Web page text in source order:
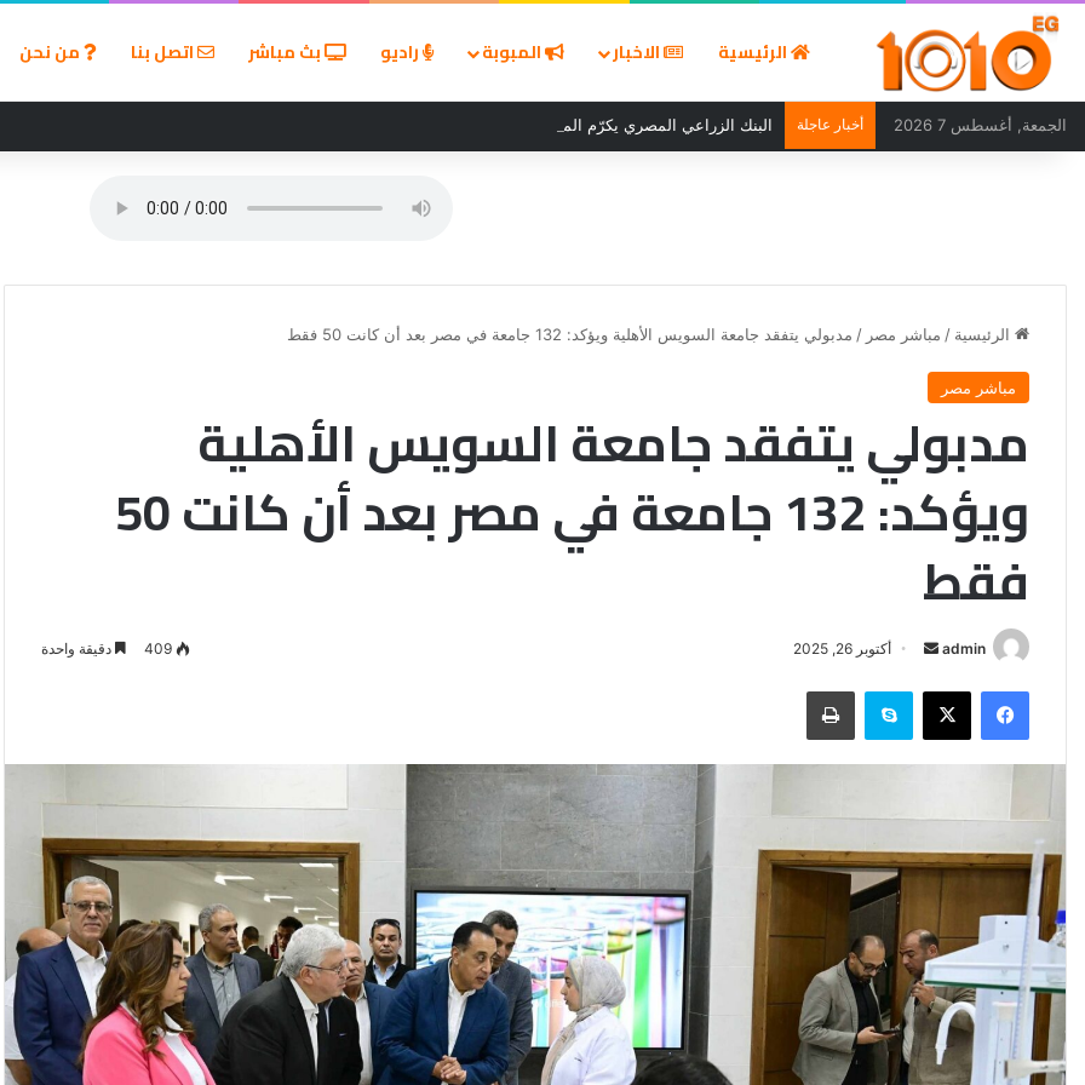
الرئيسية الاخبار المبوبة راديو بث مباشر اتصل بنا من نحن
الجمعة, أغسطس 7 2026 أخبار عاجلة البنك الزراعي المصري يكرّم المتميزين في مسابقة القروض الشخصية بعد نتائج قوية بالربع الأول من 2026
الرئيسية / مباشر مصر / مدبولي يتفقد جامعة السويس الأهلية ويؤكد: 132 جامعة في مصر بعد أن كانت 50 فقط
مباشر مصر
مدبولي يتفقد جامعة السويس الأهلية
ويؤكد: 132 جامعة في مصر بعد أن كانت 50
فقط
admin
أرسل
إلكترونيا
أكتوبر 26, 2025 409 دقيقة واحدة
فيسبوك ‫X سكايب طباعة